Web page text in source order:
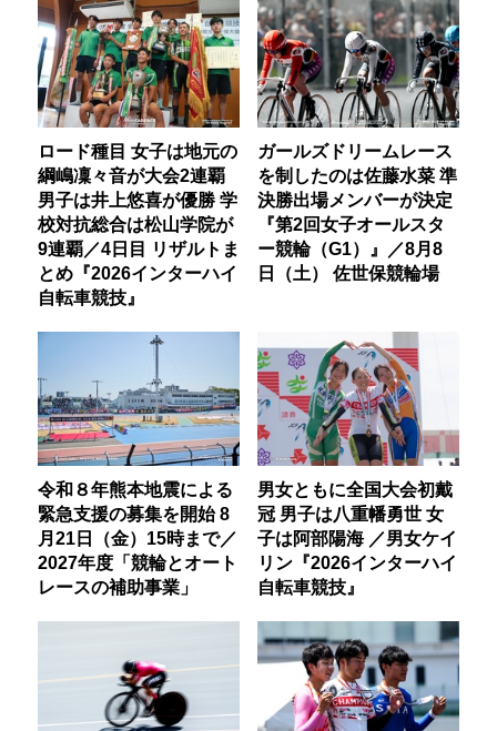
ロード種目 女子は地元の
綱嶋凜々音が大会2連覇
男子は井上悠喜が優勝 学
校対抗総合は松山学院が
9連覇／4日目 リザルトま
とめ『2026インターハイ
自転車競技』
ガールズドリームレース
を制したのは佐藤水菜 準
決勝出場メンバーが決定
『第2回女子オールスタ
ー競輪（G1）』／8月8
日（土） 佐世保競輪場
令和８年熊本地震による
緊急支援の募集を開始 8
月21日（金）15時まで／
2027年度「競輪とオート
レースの補助事業」
男女ともに全国大会初戴
冠 男子は八重幡勇世 女
子は阿部陽海 ／男女ケイ
リン『2026インターハイ
自転車競技』